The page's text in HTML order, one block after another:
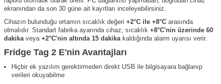
ekranından da son 30 güne ait kayıtları inceleyebilirsiniz.
Cihazın bulunduğu ortamın sıcaklık değeri +2°C ile +8°C arasında
olmalıdır. Standart fabrika ayarında cihaz; sıcaklık +8°C'nin üzerinde 60
dakikaveya +2°C'nin altında 15 dakikakaldığında alarm uyarısı verir.
Fridge Tag 2 E'nin Avantajları
Hiçbir ek yazılım gerektirmeden direkt USB ile bilgisayara bağlanıp
verileri okuyabilme